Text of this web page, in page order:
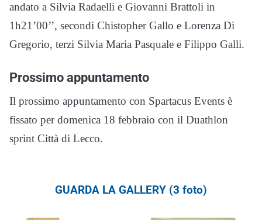
andato a Silvia Radaelli e Giovanni Brattoli in
1h21’00’’, secondi Chistopher Gallo e Lorenza Di
Gregorio, terzi Silvia Maria Pasquale e Filippo Galli.
Prossimo appuntamento
Il prossimo appuntamento con Spartacus Events è
fissato per domenica 18 febbraio con il Duathlon
sprint Città di Lecco.
GUARDA LA GALLERY (3 foto)